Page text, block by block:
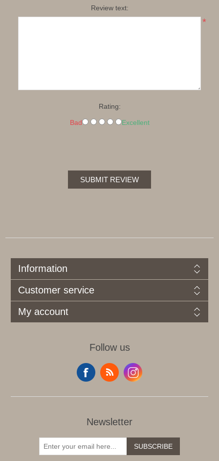
Review text:
*
Rating:
Bad Excellent
SUBMIT REVIEW
Information
Customer service
My account
Follow us
Newsletter
SUBSCRIBE